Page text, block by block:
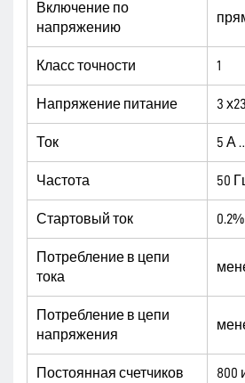
Включение по
напряжению
Класс точности 1
Напряжение питание 3
Ток 5 А
Частота 50
Стартовый ток 0.2%
Потребление в цепи
тока
Потребление в цепи
напряжения
Постоянная счетчиков 800